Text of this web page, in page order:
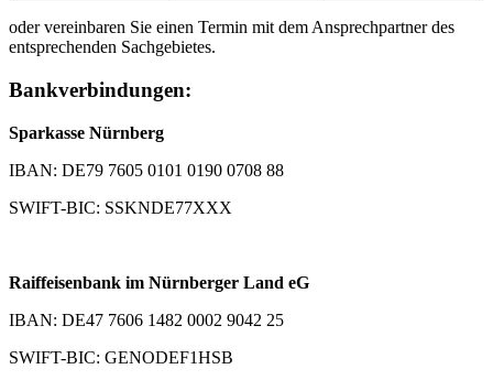
oder vereinbaren Sie einen Termin mit dem Ansprechpartner des
entsprechenden Sachgebietes.
Bankverbindungen:
Sparkasse Nürnberg
IBAN: DE79 7605 0101 0190 0708 88
SWIFT-BIC: SSKNDE77XXX
Raiffeisenbank im Nürnberger Land eG
IBAN: DE47 7606 1482 0002 9042 25
SWIFT-BIC: GENODEF1HSB